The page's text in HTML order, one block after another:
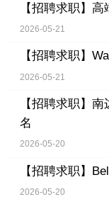
【招聘求职】 高
2026-05-21
【招聘求职】
2026-05-21
【招聘求职】 南
名
2026-05-20
【招聘求职】
2026-05-20